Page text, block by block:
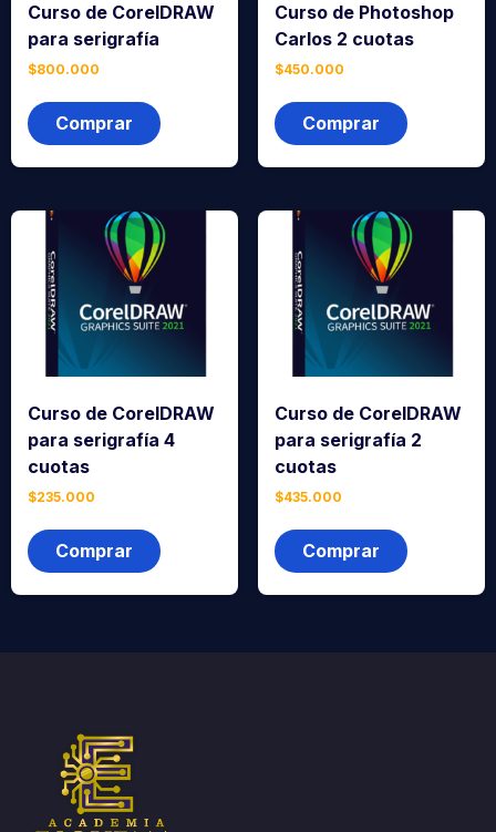
Curso de CorelDRAW
para serigrafía
$800.000
Comprar
Curso de Photoshop
Carlos 2 cuotas
$450.000
Comprar
Curso de CorelDRAW
para serigrafía 4
cuotas
$235.000
Comprar
Curso de CorelDRAW
para serigrafía 2
cuotas
$435.000
Comprar